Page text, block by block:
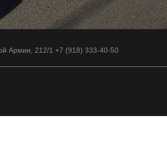
Армии, 212/1 +7 (918) 333-40-50